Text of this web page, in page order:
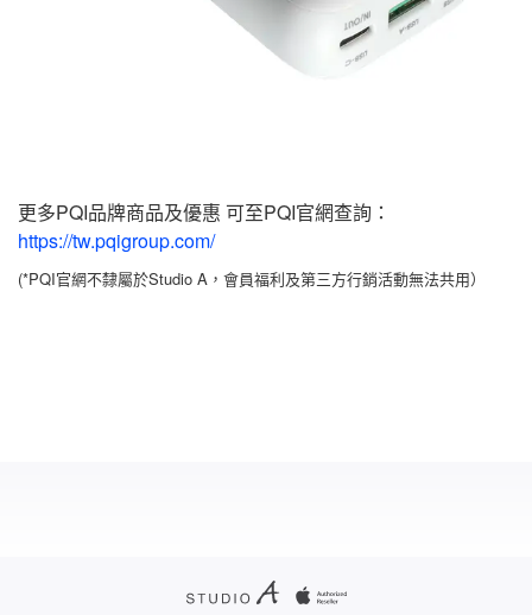
更多PQI品牌商品及優惠 可至PQI官網查詢：
https://tw.pqigroup.com/
(*PQI官網不隸屬於Studio A，會員福利及第三方行銷活動無法共用）